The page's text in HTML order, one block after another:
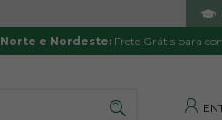
Norte e Nordeste:Frete Grátis para
PRODUTO DE
Satisfação Garantida